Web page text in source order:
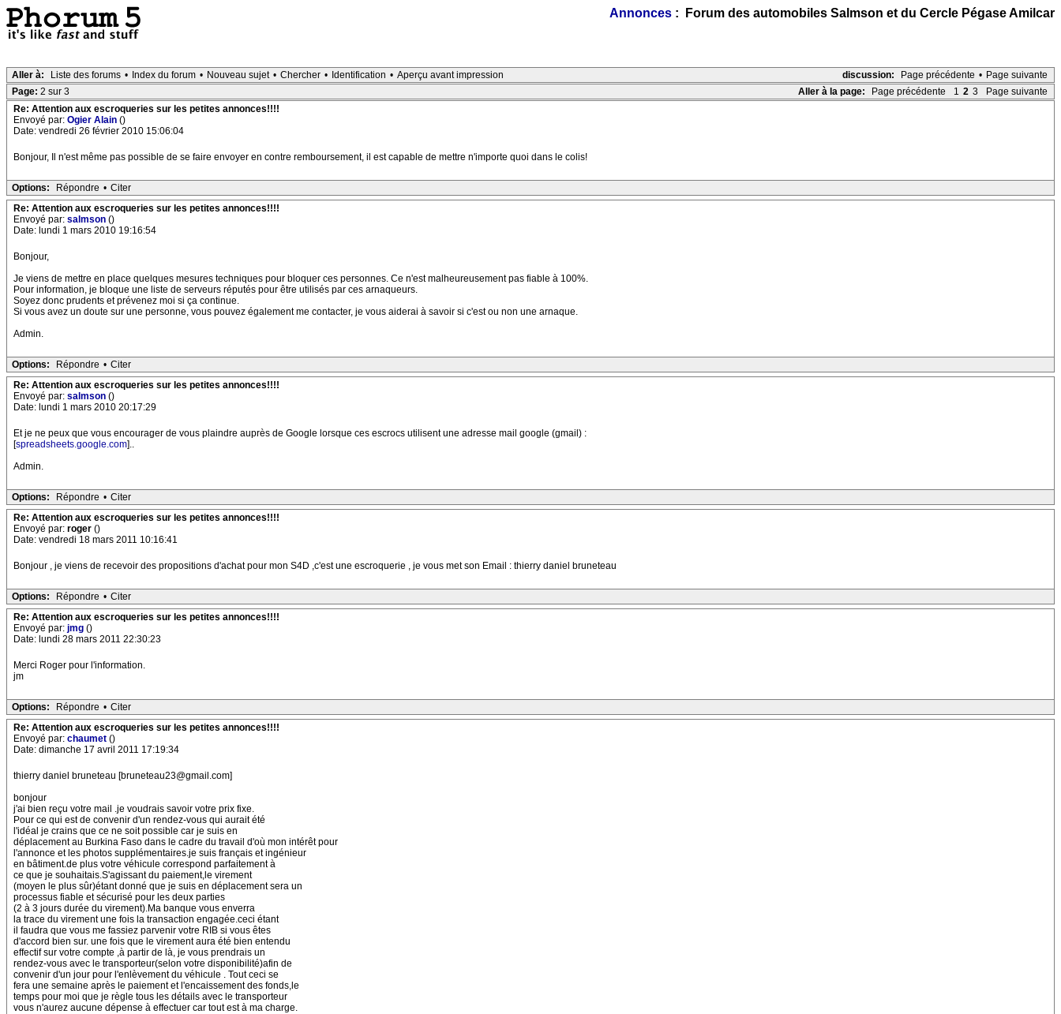
Annonces : Forum des automobiles Salmson et du Cercle Pégase Amilcar
discussion: Page précédente • Page suivante
Aller à: Liste des forums • Index du forum • Nouveau sujet • Chercher • Identification • Aperçu avant impression
Aller à la page:
Page précédente 1 2 3 Page suivante
Page: 2 sur 3
Re: Attention aux escroqueries sur les petites annonces!!!!
Envoyé par: Ogier Alain ()
Date: vendredi 26 février 2010 15:06:04
Bonjour, Il n'est même pas possible de se faire envoyer en contre remboursement, il est capable de mettre n'importe quoi dans le colis!
Options: Répondre • Citer
Re: Attention aux escroqueries sur les petites annonces!!!!
Envoyé par: salmson ()
Date: lundi 1 mars 2010 19:16:54
Bonjour,
Je viens de mettre en place quelques mesures techniques pour bloquer ces personnes. Ce n'est malheureusement pas fiable à 100%.
Pour information, je bloque une liste de serveurs réputés pour être utilisés par ces arnaqueurs.
Soyez donc prudents et prévenez moi si ça continue.
Si vous avez un doute sur une personne, vous pouvez également me contacter, je vous aiderai à savoir si c'est ou non une arnaque.
Admin.
Options: Répondre • Citer
Re: Attention aux escroqueries sur les petites annonces!!!!
Envoyé par: salmson ()
Date: lundi 1 mars 2010 20:17:29
Et je ne peux que vous encourager de vous plaindre auprès de Google lorsque ces escrocs utilisent une adresse mail google (gmail) :
[spreadsheets.google.com]..
Admin.
Options: Répondre • Citer
Re: Attention aux escroqueries sur les petites annonces!!!!
Envoyé par: roger ()
Date: vendredi 18 mars 2011 10:16:41
Bonjour , je viens de recevoir des propositions d'achat pour mon S4D ,c'est une escroquerie , je vous met son Email : thierry daniel bruneteau
Options: Répondre • Citer
Re: Attention aux escroqueries sur les petites annonces!!!!
Envoyé par: jmg ()
Date: lundi 28 mars 2011 22:30:23
Merci Roger pour l'information.
jm
Options: Répondre • Citer
Re: Attention aux escroqueries sur les petites annonces!!!!
Envoyé par: chaumet ()
Date: dimanche 17 avril 2011 17:19:34
thierry daniel bruneteau [bruneteau23@gmail.com]
bonjour
j'ai bien reçu votre mail .je voudrais savoir votre prix fixe.
Pour ce qui est de convenir d'un rendez-vous qui aurait été
l'idéal je crains que ce ne soit possible car je suis en
déplacement au Burkina Faso dans le cadre du travail d'où mon intérêt pour
l'annonce et les photos supplémentaires.je suis français et ingénieur
en bâtiment.de plus votre véhicule correspond parfaitement à
ce que je souhaitais.S'agissant du paiement,le virement
(moyen le plus sûr)étant donné que je suis en déplacement sera un
processus fiable et sécurisé pour les deux parties
(2 à 3 jours durée du virement).Ma banque vous enverra
la trace du virement une fois la transaction engagée.ceci étant
il faudra que vous me fassiez parvenir votre RIB si vous êtes
d'accord bien sur. une fois que le virement aura été bien entendu
effectif sur votre compte ,à partir de là, je vous prendrais un
rendez-vous avec le transporteur(selon votre disponibilité)afin de
convenir d'un jour pour l'enlèvement du véhicule . Tout ceci se
fera une semaine après le paiement et l'encaissement des fonds,le
temps pour moi que je règle tous les détails avec le transporteur
vous n'aurez aucune dépense à effectuer car tout est à ma charge.